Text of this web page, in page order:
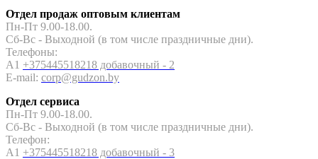
Отдел продаж оптовым клиентам
Пн-Пт 9.00-18.00.
Сб-Вс - Выходной (в том числе праздничные дни).
Телефоны:
A1 +375445518218 добавочный - 2
E-mail: corp@gudzon.by
Отдел сервиса
Пн-Пт 9.00-18.00.
Сб-Вс - Выходной (в том числе праздничные дни).
Телефон:
A1 +375445518218 добавочный - 3